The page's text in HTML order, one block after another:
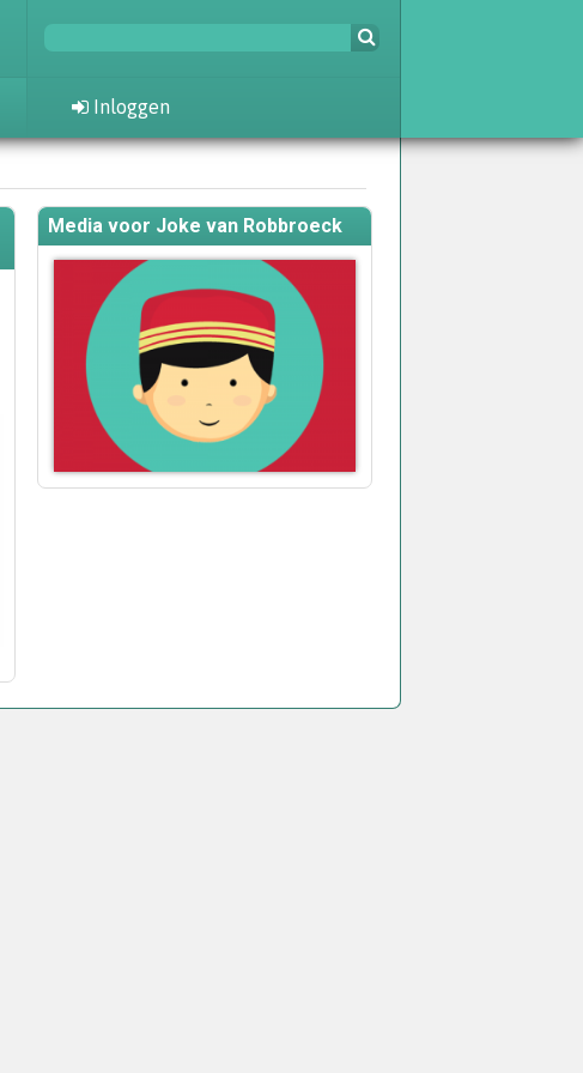
Inloggen
Media voor Joke van Robbroeck